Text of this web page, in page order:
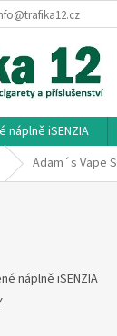
náplně iSENZIA
Adam´s Vape
náplně iSENZIA